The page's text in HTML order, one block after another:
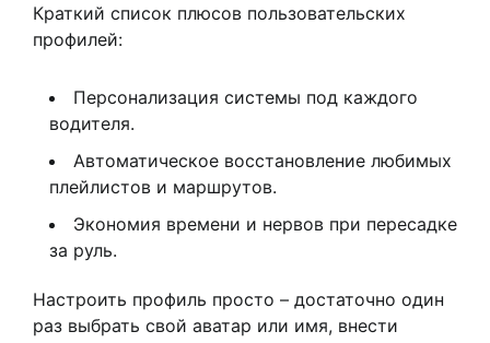
Краткий список плюсов пользовательских
профилей:
Персонализация системы под каждого
водителя.
Автоматическое восстановление любимых
плейлистов и маршрутов.
Экономия времени и нервов при пересадке
за руль.
Настроить профиль просто – достаточно один
раз выбрать свой аватар или имя, внести